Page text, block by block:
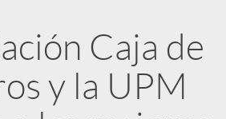
Caja de
y la UPM